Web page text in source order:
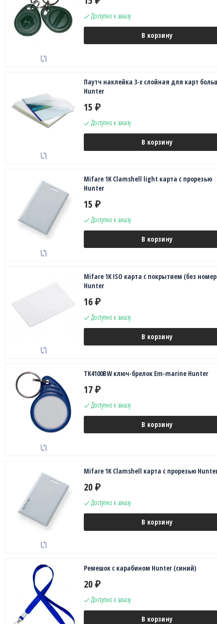
Доступно к заказу
В корзину
Паутч наклейка 3-х слойная для карт
Hunter
15 ₽
Доступно к заказу
В корзину
Mifare 1K Clamshell light карта с прорезью
Hunter
15 ₽
Доступно к заказу
В корзину
Mifare 1K ISO карта с покрытием (без
Hunter
16 ₽
Доступно к заказу
В корзину
TK4100BW ключ-брелок Em-marine Hunter
17 ₽
Доступно к заказу
В корзину
Mifare 1K Clamshell карта с прорезью
20 ₽
Доступно к заказу
В корзину
Ремешок с карабином Hunter (синий)
20 ₽
Доступно к заказу
В корзину